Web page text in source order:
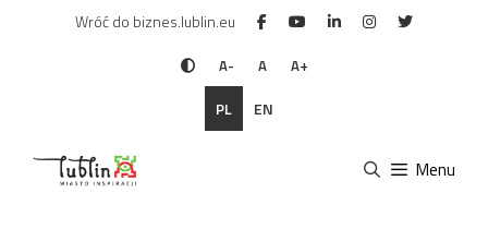
Wróć do biznes.lublin.eu
A- A A+
PL EN
Menu